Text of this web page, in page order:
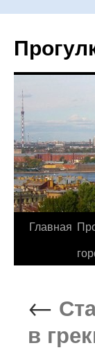
Перейти
Главная
←
в